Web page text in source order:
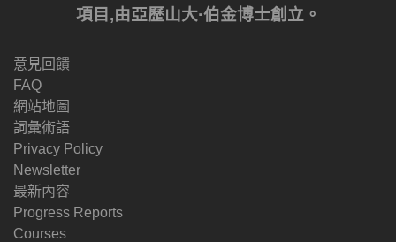
項目,由亞歷山大·伯金博士創立。
意見回饋
FAQ
網站地圖
詞彙術語
Privacy Policy
Newsletter
最新內容
Progress Reports
Courses